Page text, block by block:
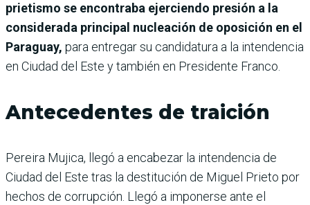
prietismo se encontraba ejerciendo presión a la
considerada principal nucleación de oposición en el
Paraguay, para entregar su candidatura a la intendencia
en Ciudad del Este y también en Presidente Franco.
Antecedentes de traición
Pereira Mujica, llegó a encabezar la intendencia de
Ciudad del Este tras la destitución de Miguel Prieto por
hechos de corrupción. Llegó a imponerse ante el